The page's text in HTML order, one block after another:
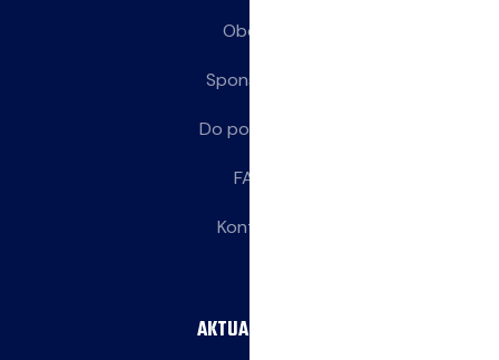
Obozy
Sponsorzy
Do pobrania
FAQ
Kontakt
AKTUALNOŚCI